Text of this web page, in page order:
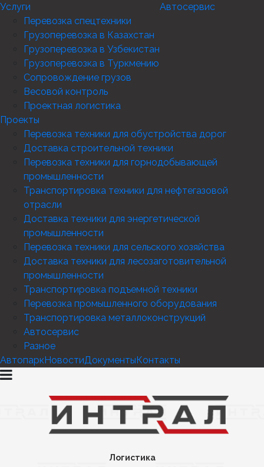
Услуги
Перевозка спецтехники
Грузоперевозка в Казахстан
Грузоперевозка в Узбекистан
Грузоперевозка в Туркмению
Сопровождение грузов
Весовой контроль
Проектная логистика
Автосервис
Проекты
Перевозка техники для обустройства дорог
Доставка строительной техники
Перевозка техники для горнодобывающей
промышленности
Транспортировка техники для нефтегазовой
отрасли
Доставка техники для энергетической
промышленности
Перевозка техники для сельского хозяйства
Доставка техники для лесозаготовительной
промышленности
Транспортировка подъемной техники
Перевозка промышленного оборудования
Транспортировка металлоконструкций
Автосервис
Разное
АвтопаркНовостиДокументыКонтакты
Логистика